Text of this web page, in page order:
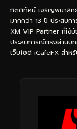
กิตติทัศน์ เจริญพนาสิท
มากกว่า 13 ปี ประสบก
XM VIP Partner ที่ใช้
ประสบการณ์ตรงผ่าน
เว็บไซต์ iCafeFX สำห